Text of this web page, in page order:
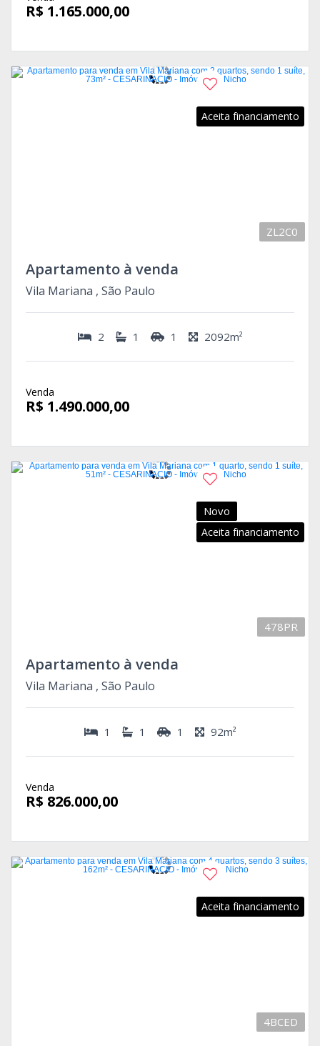
R$ 1.165.000,00
Aceita financiamento
ZL2C0
Apartamento à venda
Vila Mariana , São Paulo
2 1 1 2092m²
Venda
R$ 1.490.000,00
Novo
Aceita financiamento
478PR
Apartamento à venda
Vila Mariana , São Paulo
1 1 1 92m²
Venda
R$ 826.000,00
Aceita financiamento
4BCED